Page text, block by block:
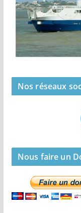
Nos réseaux
Nous faire un